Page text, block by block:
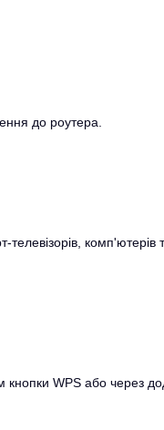
до роутера.
комп'ютерів
кнопки WPS або через